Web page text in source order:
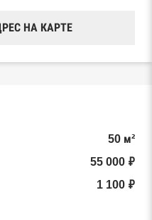
НА КАРТЕ
50 м²
55 000 ₽
1 100 ₽